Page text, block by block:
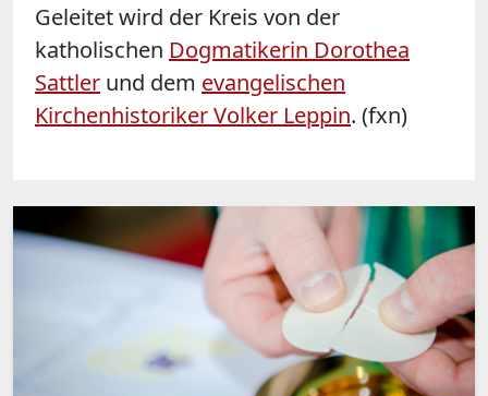
Geleitet wird der Kreis von der
katholischen Dogmatikerin Dorothea
Sattler und dem evangelischen
Kirchenhistoriker Volker Leppin. (fxn)